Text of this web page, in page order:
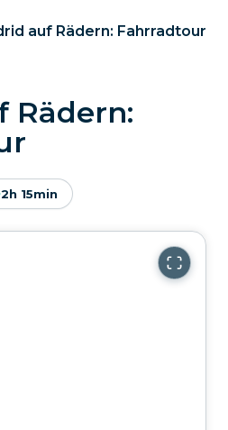
auf Rädern: Fahrradtour
Rädern:
2h 15min